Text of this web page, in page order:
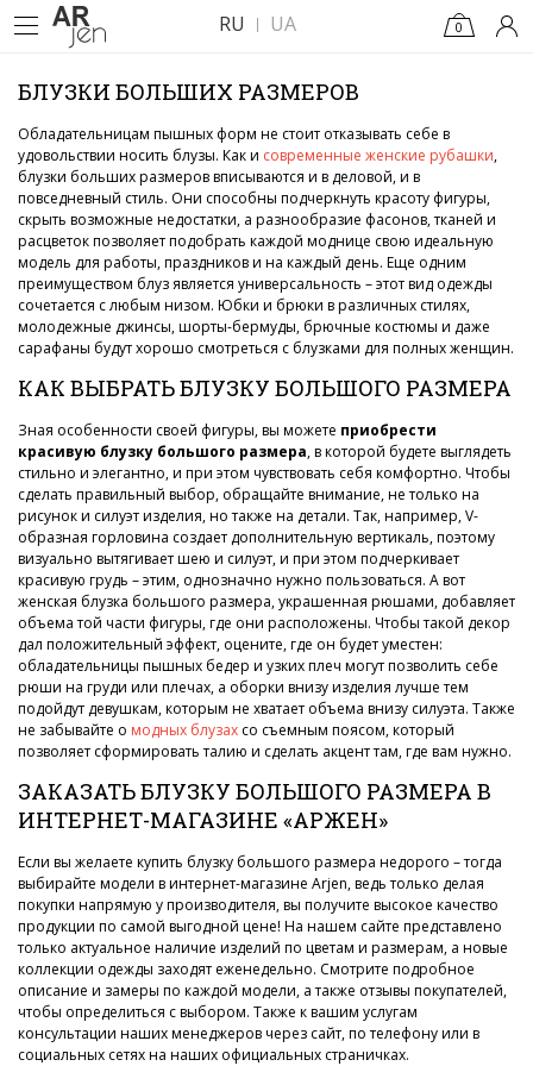
RU UA 0
БЛУЗКИ БОЛЬШИХ РАЗМЕРОВ
Обладательницам пышных форм не стоит отказывать себе в
удовольствии носить блузы. Как и современные женские рубашки,
блузки больших размеров вписываются и в деловой, и в
повседневный стиль. Они способны подчеркнуть красоту фигуры,
скрыть возможные недостатки, а разнообразие фасонов, тканей и
расцветок позволяет подобрать каждой моднице свою идеальную
модель для работы, праздников и на каждый день. Еще одним
преимуществом блуз является универсальность – этот вид одежды
сочетается с любым низом. Юбки и брюки в различных стилях,
молодежные джинсы, шорты-бермуды, брючные костюмы и даже
сарафаны будут хорошо смотреться с блузками для полных женщин.
КАК ВЫБРАТЬ БЛУЗКУ БОЛЬШОГО РАЗМЕРА
Зная особенности своей фигуры, вы можете приобрести
красивую блузку большого размера, в которой будете выглядеть
стильно и элегантно, и при этом чувствовать себя комфортно. Чтобы
сделать правильный выбор, обращайте внимание, не только на
рисунок и силуэт изделия, но также на детали. Так, например, V-
образная горловина создает дополнительную вертикаль, поэтому
визуально вытягивает шею и силуэт, и при этом подчеркивает
красивую грудь – этим, однозначно нужно пользоваться. А вот
женская блузка большого размера, украшенная рюшами, добавляет
объема той части фигуры, где они расположены. Чтобы такой декор
дал положительный эффект, оцените, где он будет уместен:
обладательницы пышных бедер и узких плеч могут позволить себе
рюши на груди или плечах, а оборки внизу изделия лучше тем
подойдут девушкам, которым не хватает объема внизу силуэта. Также
не забывайте о модных блузах со съемным поясом, который
позволяет сформировать талию и сделать акцент там, где вам нужно.
ЗАКАЗАТЬ БЛУЗКУ БОЛЬШОГО РАЗМЕРА В
ИНТЕРНЕТ-МАГАЗИНЕ «АРЖЕН»
Если вы желаете купить блузку большого размера недорого – тогда
выбирайте модели в интернет-магазине Arjen, ведь только делая
покупки напрямую у производителя, вы получите высокое качество
продукции по самой выгодной цене! На нашем сайте представлено
только актуальное наличие изделий по цветам и размерам, а новые
коллекции одежды заходят еженедельно. Смотрите подробное
описание и замеры по каждой модели, а также отзывы покупателей,
чтобы определиться с выбором. Также к вашим услугам
консультации наших менеджеров через сайт, по телефону или в
социальных сетях на наших официальных страничках.